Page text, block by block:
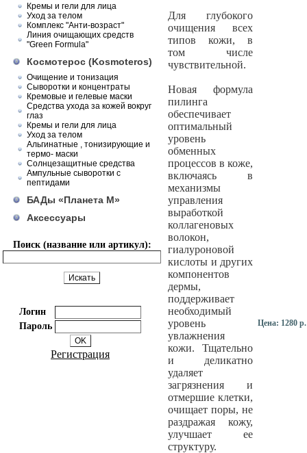
Кремы и гели для лица
Уход за телом
Комплекс "Анти-возраст"
Линия очищающих средств
"Green Formula"
Космотерос (Kosmoteros)
Очищение и тонизация
Сыворотки и концентраты
Кремовые и гелевые маски
Средства ухода за кожей вокруг
глаз
Кремы и гели для лица
Уход за телом
Альгинатные , тонизирующие и
термо- маски
Солнцезащитные средства
Ампульные сыворотки с
пептидами
БАДы «Планета М»
Аксессуары
Поиск (название или артикул):
Логин
Пароль
Регистрация
Для глубокого
очищения всех
типов кожи, в
том числе
чувствительной.
Новая формула
пилинга
обеспечивает
оптимальный
уровень
обменных
процессов в коже,
включаясь в
механизмы
управления
выработкой
коллагеновых
волокон,
гиалуроновой
кислоты и других
компонентов
дермы,
поддерживает
необходимый
уровень
увлажнения
кожи. Тщательно
и деликатно
удаляет
загрязнения и
отмершие клетки,
очищает поры, не
раздражая кожу,
улучшает ее
структуру.
Цена: 1280 р.